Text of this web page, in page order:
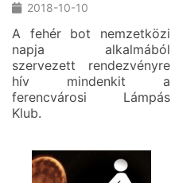
2018-10-10
A fehér bot nemzetközi
napja alkalmából
szervezett rendezvényre
hív mindenkit a
ferencvárosi Lámpás
Klub.